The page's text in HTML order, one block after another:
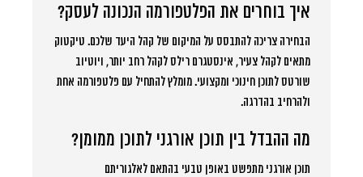
איך בוחרים את הפלטפורמה הנכונה לעסק?
הבחירה צריכה להתבסס על המיקום של קהל היעד שלכם. טיקטוק
מתאים לקהל צעיר, אינסטגרם רילס לקהל רחב יותר, ויוטיוב
שורטס לתוכן חינוכי ומקצועי. מומלץ להתחיל עם פלטפורמה אחת
ולהרחיב בהדרגה.
מה ההבדל בין תוכן אורגני לתוכן ממומן?
תוכן אורגני מתפשט באופן טבעי בהתאם לאלגוריתם